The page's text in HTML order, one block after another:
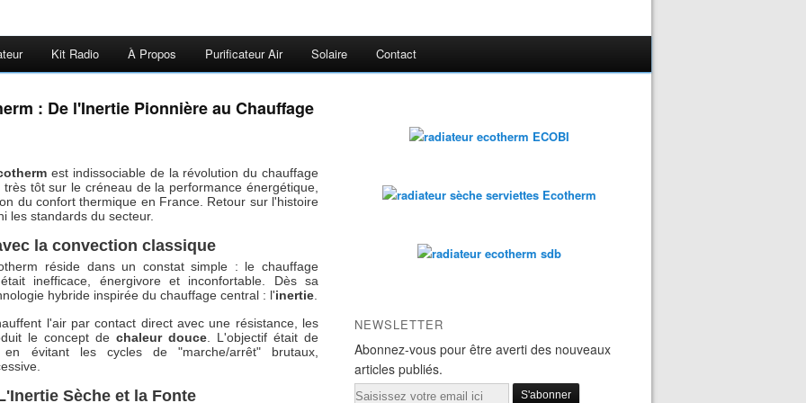
Kit Radio À Propos Purificateur Air Solaire Contact
: De l'Inertie Pionnière au Chauffage
est indissociable de la révolution du chauffage
tôt sur le créneau de la performance énergétique,
du confort thermique en France. Retour sur l'histoire
les standards du secteur.
la convection classique
réside dans un constat simple : le chauffage
inefficace, énergivore et inconfortable. Dès sa
hybride inspirée du chauffage central : l'inertie
l'air par contact direct avec une résistance, les
le concept de chaleur douce . L'objectif était de
évitant les cycles de "marche/arrêt" brutaux,
Sèche et la Fonte
NEWSLETTER
Abonnez-vous pour être averti des nouveaux
articles publiés.
Email